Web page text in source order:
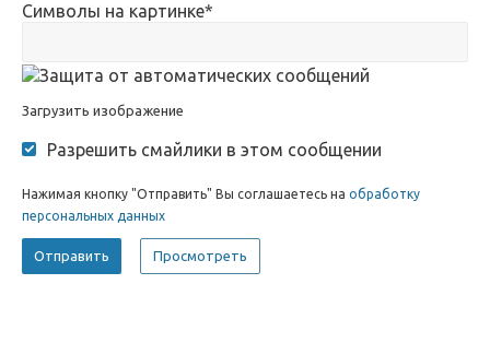
Символы на картинке*
Загрузить изображение
Разрешить смайлики в этом сообщении
Нажимая кнопку "Отправить" Вы соглашаетесь на обработку
персональных данных